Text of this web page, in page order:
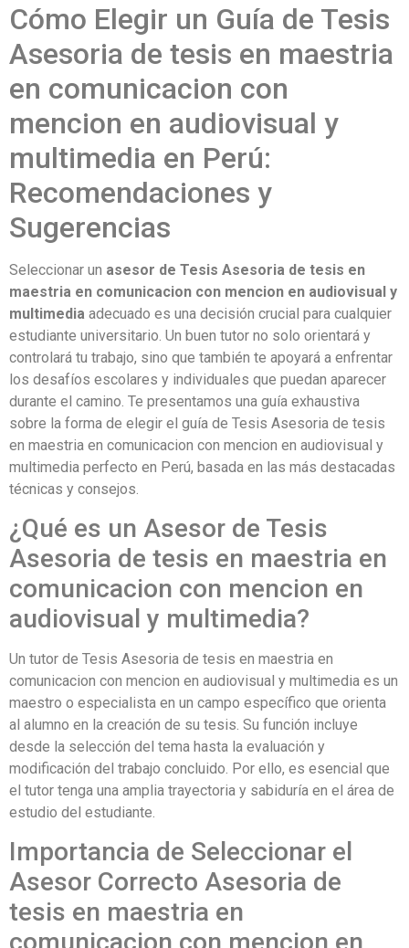
Cómo Elegir un Guía de Tesis
Asesoria de tesis en maestria
en comunicacion con
mencion en audiovisual y
multimedia en Perú:
Recomendaciones y
Sugerencias
Seleccionar un asesor de Tesis Asesoria de tesis en
maestria en comunicacion con mencion en audiovisual y
multimedia adecuado es una decisión crucial para cualquier
estudiante universitario. Un buen tutor no solo orientará y
controlará tu trabajo, sino que también te apoyará a enfrentar
los desafíos escolares y individuales que puedan aparecer
durante el camino. Te presentamos una guía exhaustiva
sobre la forma de elegir el guía de Tesis Asesoria de tesis
en maestria en comunicacion con mencion en audiovisual y
multimedia perfecto en Perú, basada en las más destacadas
técnicas y consejos.
¿Qué es un Asesor de Tesis
Asesoria de tesis en maestria en
comunicacion con mencion en
audiovisual y multimedia?
Un tutor de Tesis Asesoria de tesis en maestria en
comunicacion con mencion en audiovisual y multimedia es un
maestro o especialista en un campo específico que orienta
al alumno en la creación de su tesis. Su función incluye
desde la selección del tema hasta la evaluación y
modificación del trabajo concluido. Por ello, es esencial que
el tutor tenga una amplia trayectoria y sabiduría en el área de
estudio del estudiante.
Importancia de Seleccionar el
Asesor Correcto Asesoria de
tesis en maestria en